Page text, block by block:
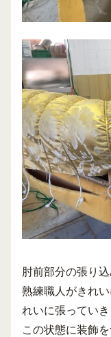
肘前部分の張り
熟練職人がきれ
れいに張っていき
この状態に装飾